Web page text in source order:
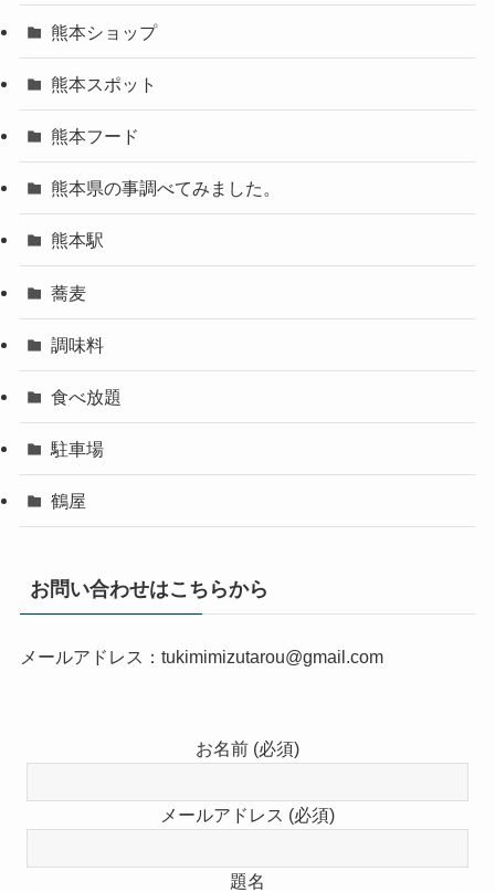
熊本ショップ
熊本スポット
熊本フード
熊本県の事調べてみました。
熊本駅
蕎麦
調味料
食べ放題
駐車場
鶴屋
お問い合わせはこちらから
メールアドレス：tukimimizutarou@gmail.com
お名前 (必須)
メールアドレス (必須)
題名